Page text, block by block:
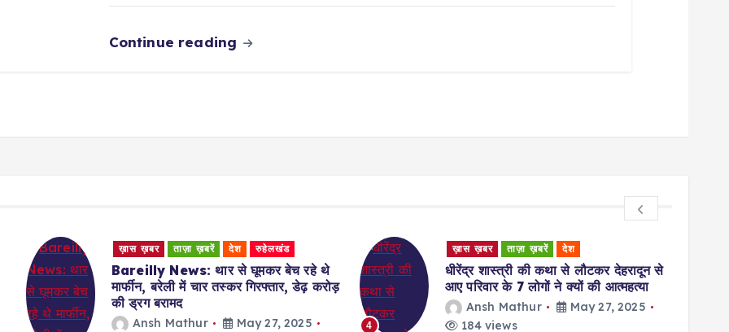
Continue reading
4
ख़ास ख़बर ताज़ा ख़बरें देश
धीरेंद्र शास्त्री की कथा से लौटकर देहरादून से
आए परिवार के 7 लोगों ने क्यों की आत्महत्या
Ansh Mathur
184 views
Uncategorized
Rating Zoom Free trial offer Instead of
Giving The Bank card Info Pro Campaigns
waseem May 27, 2025 146 views